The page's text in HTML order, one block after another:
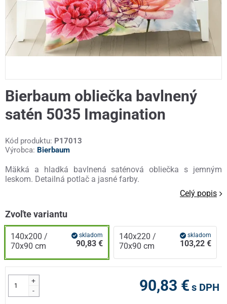
Bierbaum obliečka bavlnený
satén 5035 Imagination
Kód produktu: P17013
Výrobca: Bierbaum
Mäkká a hladká bavlnená saténová obliečka s jemným
leskom. Detailná potlač a jasné farby.
Celý popis
Zvoľte variantu
140x200 /
70x90 cm
skladom
90,83 €
140x220 /
70x90 cm
skladom
103,22 €
+
-
90,83 € s DPH